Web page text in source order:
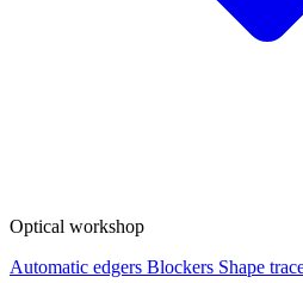
Optical workshop
Automatic edgers Blockers Shape